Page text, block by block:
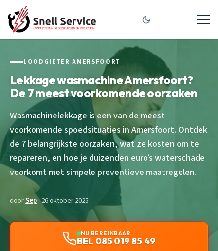
LOODGIETER AMERSFOORT
Lekkage wasmachine Amersfoort?
De 7 meest voorkomende oorzaken
Wasmachinelekkage is een van de meest
voorkomende spoedsituaties in Amersfoort. Ontdek
de 7 belangrijkste oorzaken, wat ze kosten om te
repareren, en hoe je duizenden euro’s waterschade
voorkomt met simpele preventieve maatregelen.
doorSep· 26 oktober 2025
NU BEREIKBAAR
BEL 085 019 85 49